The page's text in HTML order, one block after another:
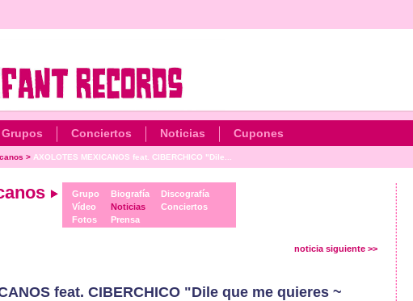
Grupos Conciertos Noticias Cupones
> AXOLOTES MEXICANOS feat. CIBERCHICO "Dile...
Grupo
Vídeo
Fotos
Biografía
Noticias
Prensa
Discografía
Conciertos
noticia siguiente >>
feat. CIBERCHICO "Dile que me quieres ~